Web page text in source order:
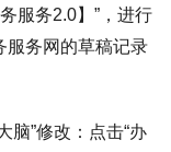
服务2.0】”，进行
服务网的草稿记录
脑”修改：点击“办